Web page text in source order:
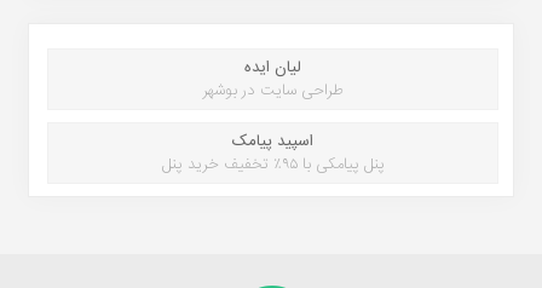
لیان ایده
طراحی سایت در بوشهر
اسپید پیامک
پنل پیامکی با ۹۵٪ تخفیف خرید پنل